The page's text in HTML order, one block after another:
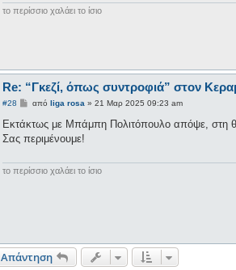
σ
η
το περίσσιο χαλάει το ίσιο
Re: “Γκεζί, όπως συντροφιά” στον
#28
Δ
μ
σ
υ
από liga rosa » 21 Μαρ 2025 09:23 am
Εκτάκτως με Μπάμπη Πολιτόπουλο απόψε, στη
Σας περιμένουμε!
το περίσσιο χαλάει το ίσιο
Απάντηση